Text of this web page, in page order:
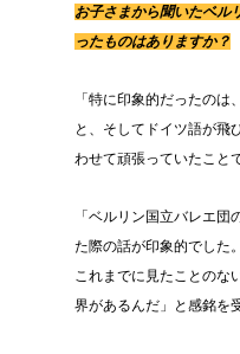
お子さまから聞いたベル
ったものはありますか？
「特に印象的だったの
と、そしてドイツ語が飛
わせて頑張っていたこと
「ベルリン国立バレエ
た際の話が印象的でした。
これまでに見たことのな
界があるんだ」と感銘を